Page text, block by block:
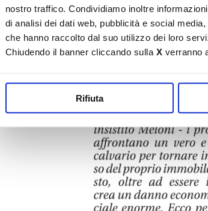
nostro traffico. Condividiamo inoltre
di analisi dei dati web, pubblicità e social
che hanno raccolto dal suo utilizzo dei loro
Chiudendo il banner cliccando sulla X verranno
Rifiuta